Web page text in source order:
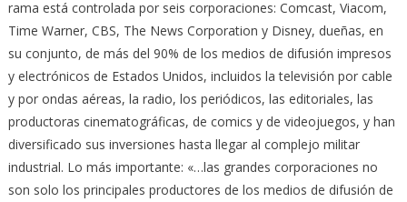
rama está controlada por seis corporaciones: Comcast, Viacom,
Time Warner, CBS, The News Corporation y Disney, dueñas, en
su conjunto, de más del 90% de los medios de difusión impresos
y electrónicos de Estados Unidos, incluidos la televisión por cable
y por ondas aéreas, la radio, los periódicos, las editoriales, las
productoras cinematográficas, de comics y de videojuegos, y han
diversificado sus inversiones hasta llegar al complejo militar
industrial. Lo más importante: «…las grandes corporaciones no
son solo los principales productores de los medios de difusión de